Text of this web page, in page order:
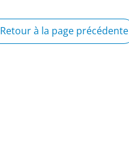
Retour à la page précédente